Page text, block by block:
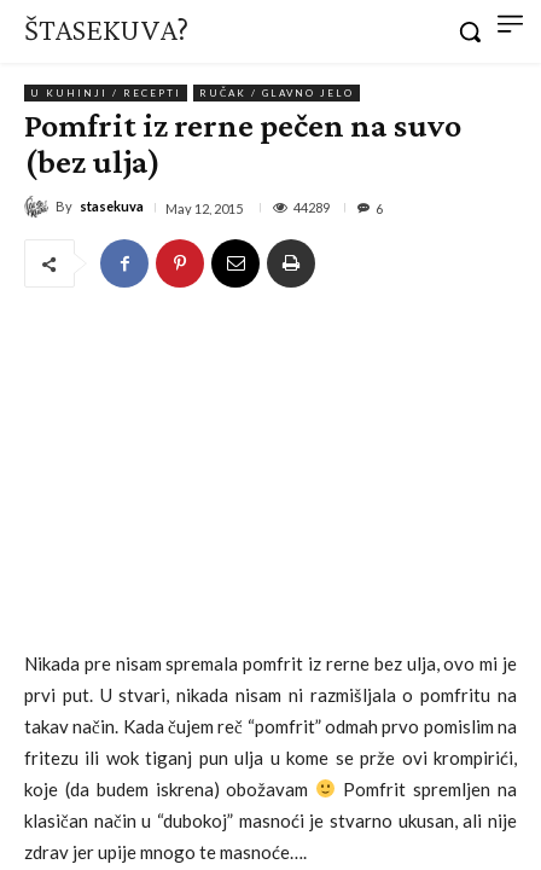
ŠTASEKUVA?
U KUHINJI / RECEPTI RUČAK / GLAVNO JELO
Pomfrit iz rerne pečen na suvo
(bez ulja)
By stasekuva May 12, 2015 44289 6
Nikada pre nisam spremala pomfrit iz rerne bez ulja, ovo mi je
prvi put. U stvari, nikada nisam ni razmišljala o pomfritu na
takav način. Kada čujem reč “pomfrit” odmah prvo pomislim na
fritezu ili wok tiganj pun ulja u kome se prže ovi krompirići,
koje (da budem iskrena) obožavam
Pomfrit spremljen na
klasičan način u “dubokoj” masnoći je stvarno ukusan, ali nije
zdrav jer upije mnogo te masnoće….